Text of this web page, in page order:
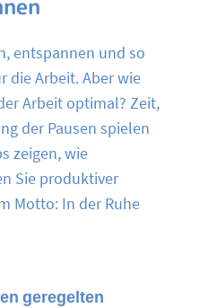
entspannen und so
die Arbeit. Aber wie
Arbeit optimal? Zeit,
der Pausen spielen
zeigen, wie
Sie produktiver
Motto: In der Ruhe
geregelten